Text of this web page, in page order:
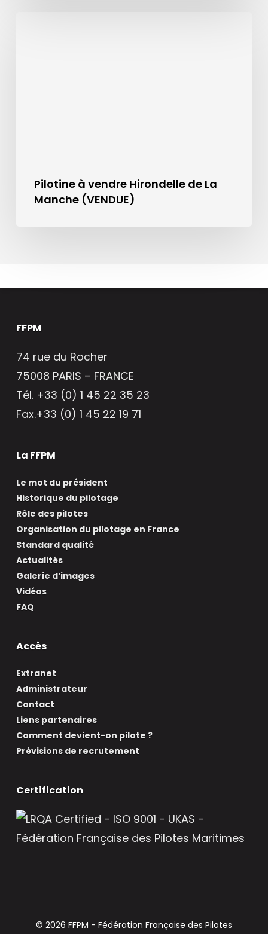
Pilotine à vendre Hirondelle de La
Manche (VENDUE)
FFPM
74 rue du Rocher
75008 PARIS – FRANCE
Tél. +33 (0) 1 45 22 35 23
Fax.+33 (0) 1 45 22 19 71
La FFPM
Le mot du président
Historique du pilotage
Rôle des pilotes
Organisation du pilotage en France
Standard qualité
Actualités
Galerie d’images
Vidéos
FAQ
Accès
Extranet
Administrateur
Contact
Liens partenaires
Comment devient-on pilote ?
Prévisions de recrutement
Certification
© 2026 FFPM - Fédération Française des Pilotes